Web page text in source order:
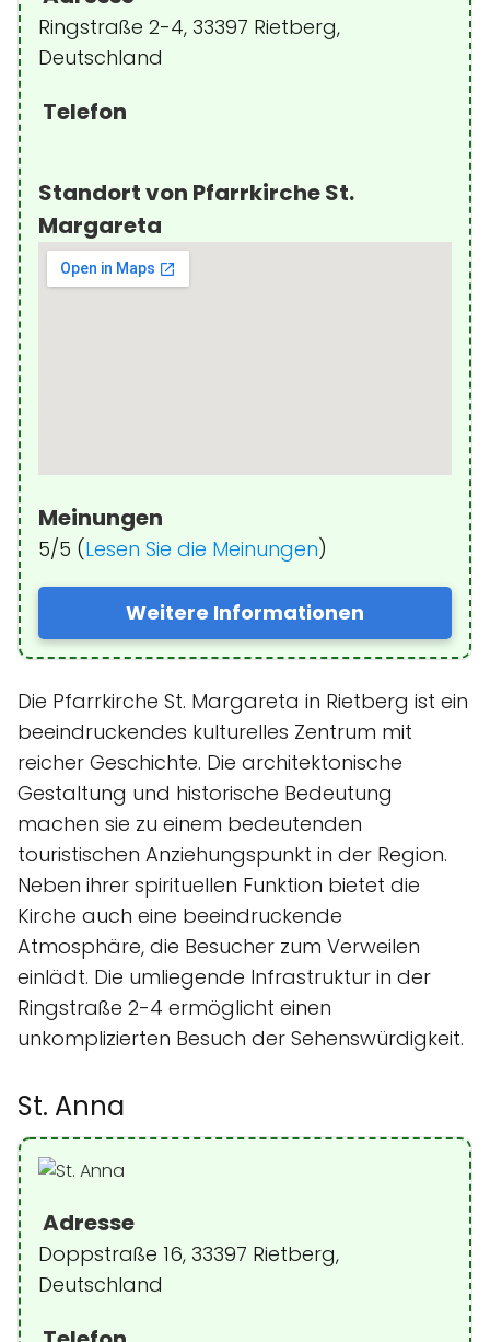
Ringstraße 2-4, 33397 Rietberg,
Deutschland
Telefon
Standort von Pfarrkirche St.
Margareta
Meinungen
5/5 (Lesen Sie die Meinungen)
Weitere Informationen
Die Pfarrkirche St. Margareta in Rietberg ist ein
beeindruckendes kulturelles Zentrum mit
reicher Geschichte. Die architektonische
Gestaltung und historische Bedeutung
machen sie zu einem bedeutenden
touristischen Anziehungspunkt in der Region.
Neben ihrer spirituellen Funktion bietet die
Kirche auch eine beeindruckende
Atmosphäre, die Besucher zum Verweilen
einlädt. Die umliegende Infrastruktur in der
Ringstraße 2-4 ermöglicht einen
unkomplizierten Besuch der Sehenswürdigkeit.
St. Anna
Adresse
Doppstraße 16, 33397 Rietberg,
Deutschland